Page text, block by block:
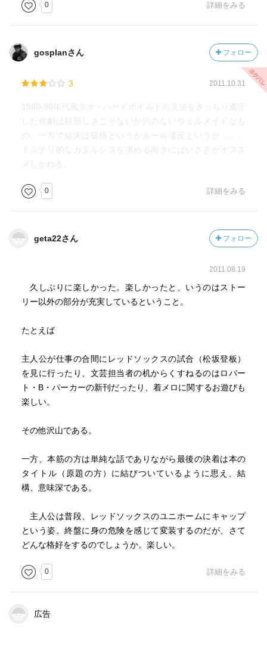
0 詳細をみる
gosplanさん フォロー
3 2011.10.31
1980-90年代風ネオ・ハードボイルドの文法をきっちり遵守
した作劇は目新しさこそないが穴のないウェルメイドなも
の。一方で結末は破格というかルール違反というか……。
ミステリ的なカタルシスを求める向きにはいささかオスス
メしかねる。
0 詳細をみる
geta22さん フォロー
2011.08.19
久しぶりに楽しかった。楽しかったと、いうのはストー
リー以外の部分が充実しているということ。
たとえば
主人公が仕事の合間にレッドソックスの試合（松坂登板）
を見に行ったり、文芸担当者の机からくすねるのはロバー
ト・B・パーカーの新刊だったり、着メロに関するお遊びも
楽しい。
その他沢山である。
一方、本筋の方は単純な話でありながら最後の決着は本の
タイトル（原題の方）に結びついているように思え、結
構、意味深である。
主人公は普段、レッドソックスのユニホームにキャップ
という姿。終盤に身の危険を感じて変装するのだが、さて
どんな格好をするのでしょうか。楽しい。
0 詳細をみる
広告